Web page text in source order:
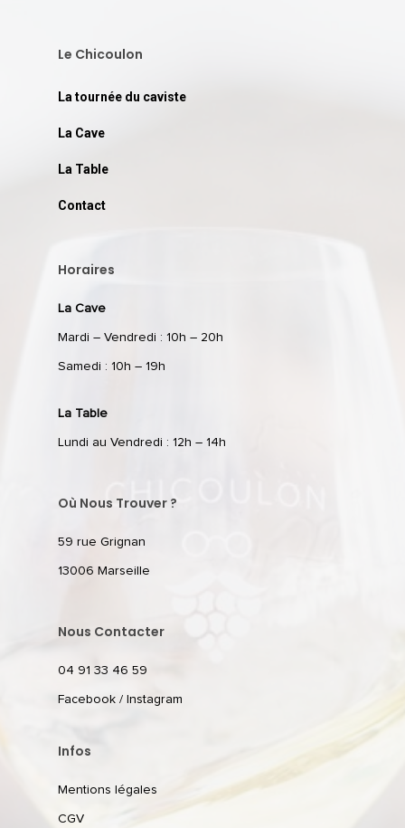
Le Chicoulon
La tournée du caviste
La Cave
La Table
Contact
Horaires
La Cave
Mardi – Vendredi : 10h – 20h
Samedi : 10h – 19h
La Table
Lundi au Vendredi : 12h – 14h
Où Nous Trouver ?
59 rue Grignan
13006 Marseille
Nous Contacter
04 91 33 46 59
Facebook / Instagram
Infos
Mentions légales
CGV